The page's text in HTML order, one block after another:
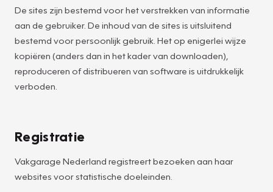
De sites zijn bestemd voor het verstrekken van informatie
aan de gebruiker. De inhoud van de sites is uitsluitend
bestemd voor persoonlijk gebruik. Het op enigerlei wijze
kopiëren (anders dan in het kader van downloaden),
reproduceren of distribueren van software is uitdrukkelijk
verboden.
Registratie
Vakgarage Nederland registreert bezoeken aan haar
websites voor statistische doeleinden.